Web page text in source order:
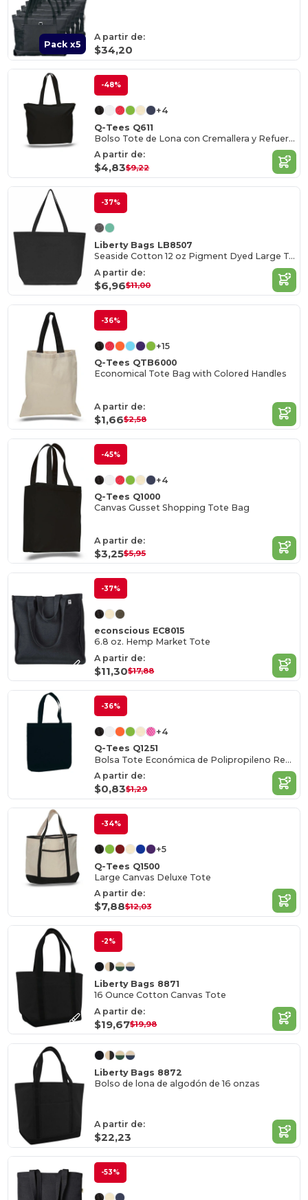
Pack x5
A partir de:
$34,20
-48%
+4
Q-Tees Q611
Bolso Tote de Lona con Cremallera y Refuerzos
A partir de:
$4,83$9,22
-37%
Liberty Bags LB8507
Seaside Cotton 12 oz Pigment Dyed Large Tote
A partir de:
$6,96$11,00
-36%
+15
Q-Tees QTB6000
Economical Tote Bag with Colored Handles
A partir de:
$1,66$2,58
-45%
+4
Q-Tees Q1000
Canvas Gusset Shopping Tote Bag
A partir de:
$3,25$5,95
-37%
econscious EC8015
6.8 oz. Hemp Market Tote
A partir de:
$11,30$17,88
-36%
+4
Q-Tees Q1251
Bolsa Tote Económica de Polipropileno Resistente
A partir de:
$0,83$1,29
-34%
+5
Q-Tees Q1500
Large Canvas Deluxe Tote
A partir de:
$7,88$12,03
-2%
Liberty Bags 8871
16 Ounce Cotton Canvas Tote
A partir de:
$19,67$19,98
Liberty Bags 8872
Bolso de lona de algodón de 16 onzas
A partir de:
$22,23
-53%